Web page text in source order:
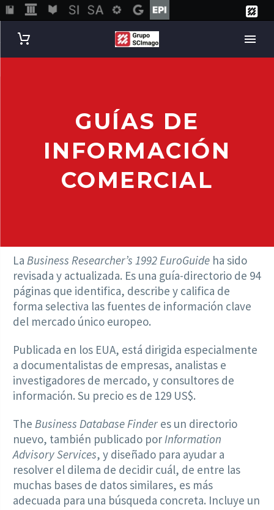
GUÍAS DE
INFORMACIÓN
COMERCIAL
La Business Researcher’s 1992 EuroGuide ha sido
revisada y actualizada. Es una guía-directorio de 94
páginas que identifica, describe y califica de
forma selectiva las fuentes de información clave
del mercado único europeo.
Publicada en los EUA, está dirigida especialmente
a documentalistas de empresas, analistas e
investigadores de mercado, y consultores de
información. Su precio es de 129 US$.
The Business Database Finder es un directorio
nuevo, también publicado por Information
Advisory Services, y diseñado para ayudar a
resolver el dilema de decidir cuál, de entre las
muchas bases de datos similares, es más
adecuada para una búsqueda concreta. Incluye un